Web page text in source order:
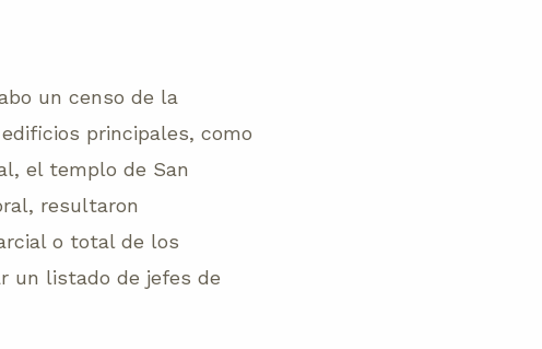
un censo de la
principales, como
el templo de San
resultaron
o total de los
un listado de jefes de